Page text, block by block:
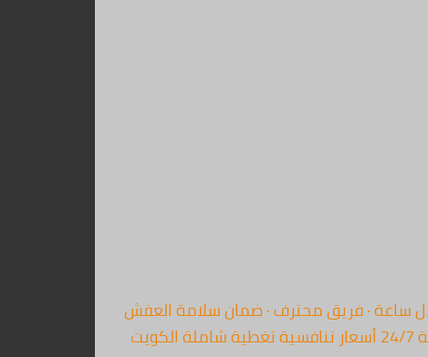
24/7 نقل عفش سريع الكويت بدون تكسير | خصم 30% – اتصل الآن 67763154 وصول خلال ساعة · فريق محترف · ضمان سلامة العفش
الكامل · تغطية جميع مناطق الكويت اتصل الآن 67763154 واتساب الآن ضمان عدم التكسير فريق محترف متخصص خدمة 24/7 أسعار تنافسية تغطية شاملة الكويت